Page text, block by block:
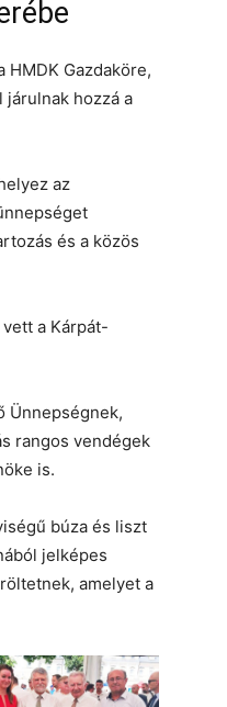
HMDK Gazdaköre,
hozzá a
az
és a közös
a Kárpát-
Ünnepségnek,
rangos vendégek
is.
búza és liszt
jelképes
amelyet a